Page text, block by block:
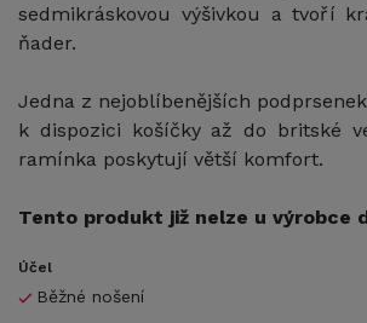
sedmikráskovou výšivkou a tvoří
ňader.
Jedna z nejoblíbenějších
k dispozici košíčky až do britské
ramínka poskytují větší komfort.
Tento produkt již nelze u výrobce
Účel
Běžné nošení